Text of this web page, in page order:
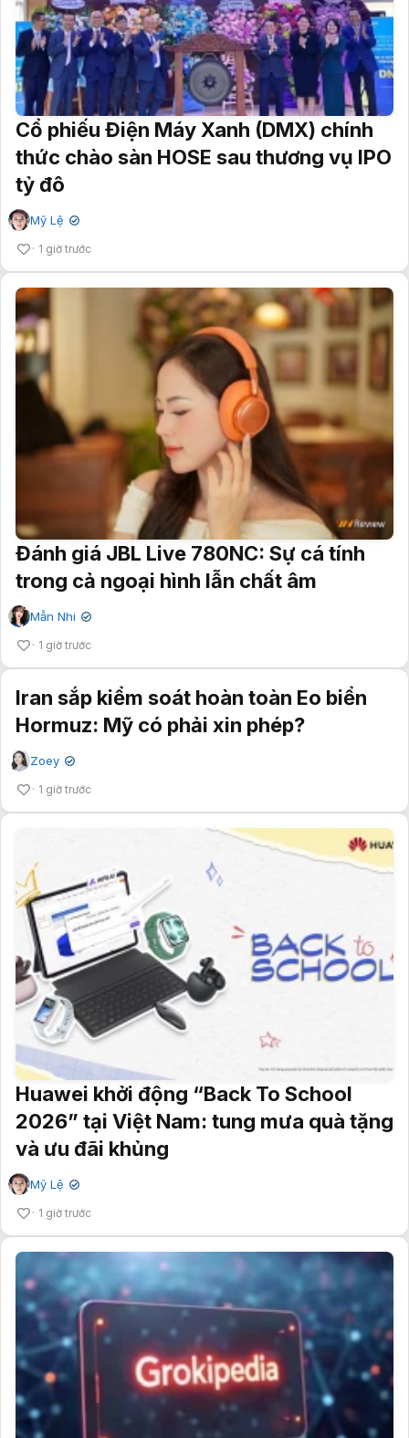
Cổ phiếu Điện Máy Xanh (DMX) chính
thức chào sàn HOSE sau thương vụ IPO
tỷ đô
Mỹ Lệ ✔
1 giờ trước
Đánh giá JBL Live 780NC: Sự cá tính
trong cả ngoại hình lẫn chất âm
Mẫn Nhi ✔
1 giờ trước
Iran sắp kiểm soát hoàn toàn Eo biển
Hormuz: Mỹ có phải xin phép?
Zoey ✔
1 giờ trước
Huawei khởi động “Back To School
2026” tại Việt Nam: tung mưa quà tặng
và ưu đãi khủng
Mỹ Lệ ✔
1 giờ trước